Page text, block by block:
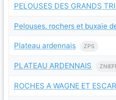
PELOUSES DES GRANDS
Pelouses, rochers et buxaie
Plateau ardennais ZPS
PLATEAU ARDENNAIS
ROCHES A WAGNE ET